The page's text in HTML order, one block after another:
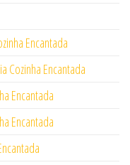
Encantada
Cozinha Encantada
Encantada
Encantada